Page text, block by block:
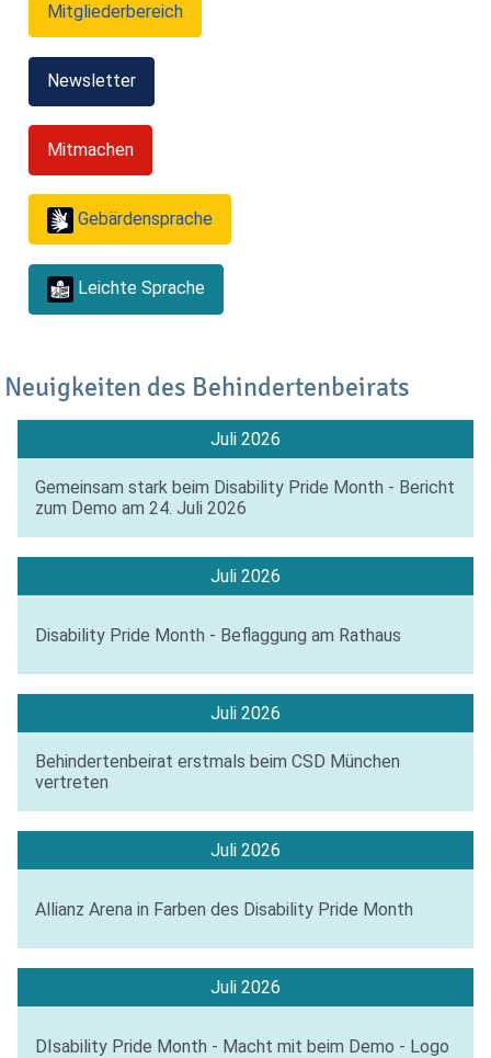
Mitgliederbereich
Newsletter
Mitmachen
Gebärdensprache
Leichte Sprache
Neuigkeiten des Behindertenbeirats
Juli 2026
Gemeinsam stark beim Disability Pride Month - Bericht
zum Demo am 24. Juli 2026
Juli 2026
Disability Pride Month - Beflaggung am Rathaus
Juli 2026
Behindertenbeirat erstmals beim CSD München
vertreten
Juli 2026
Allianz Arena in Farben des Disability Pride Month
Juli 2026
DIsability Pride Month - Macht mit beim Demo - Logo